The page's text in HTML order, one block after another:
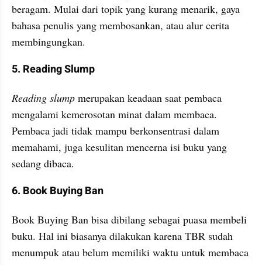
beragam. Mulai dari topik yang kurang menarik, gaya
bahasa penulis yang membosankan, atau alur cerita
membingungkan.
5. Reading Slump
Reading slump merupakan keadaan saat pembaca
mengalami kemerosotan minat dalam membaca.
Pembaca jadi tidak mampu berkonsentrasi dalam
memahami, juga kesulitan mencerna isi buku yang
sedang dibaca.
6. Book Buying Ban
Book Buying Ban bisa dibilang sebagai puasa membeli
buku. Hal ini biasanya dilakukan karena TBR sudah
menumpuk atau belum memiliki waktu untuk membaca